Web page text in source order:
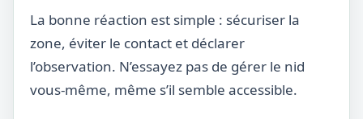
La bonne réaction est simple : sécuriser la
zone, éviter le contact et déclarer
l’observation. N’essayez pas de gérer le nid
vous-même, même s’il semble accessible.